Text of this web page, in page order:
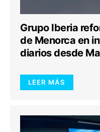
Grupo Iberia
de Menorca en
diarios desde
LEER MÁS